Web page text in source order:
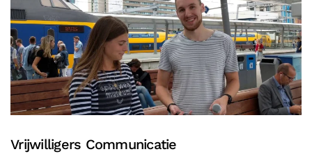
Vrijwilligers Communicatie